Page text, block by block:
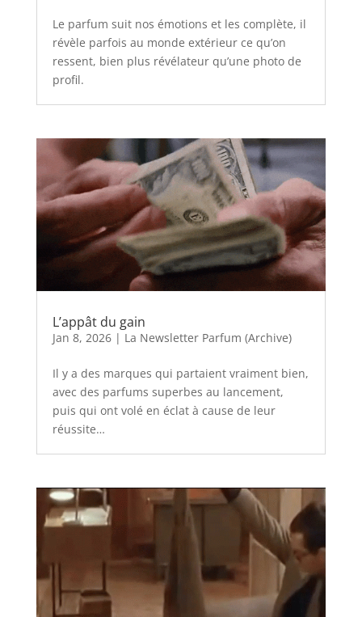
Le parfum suit nos émotions et les complète, il
révèle parfois au monde extérieur ce qu’on
ressent, bien plus révélateur qu’une photo de
profil.
L’appât du gain
Jan 8, 2026| La Newsletter Parfum (Archive)
Il y a des marques qui partaient vraiment bien,
avec des parfums superbes au lancement,
puis qui ont volé en éclat à cause de leur
réussite…